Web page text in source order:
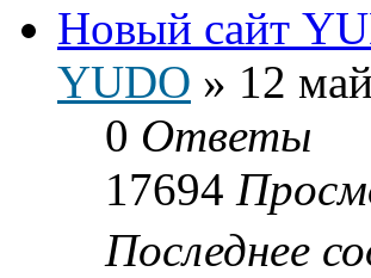
Новый сайт
YUDO » 12
0 Ответы
17694
Последнее